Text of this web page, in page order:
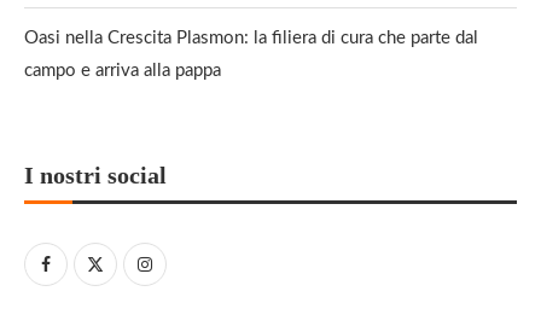
Oasi nella Crescita Plasmon: la filiera di cura che parte dal
campo e arriva alla pappa
I nostri social